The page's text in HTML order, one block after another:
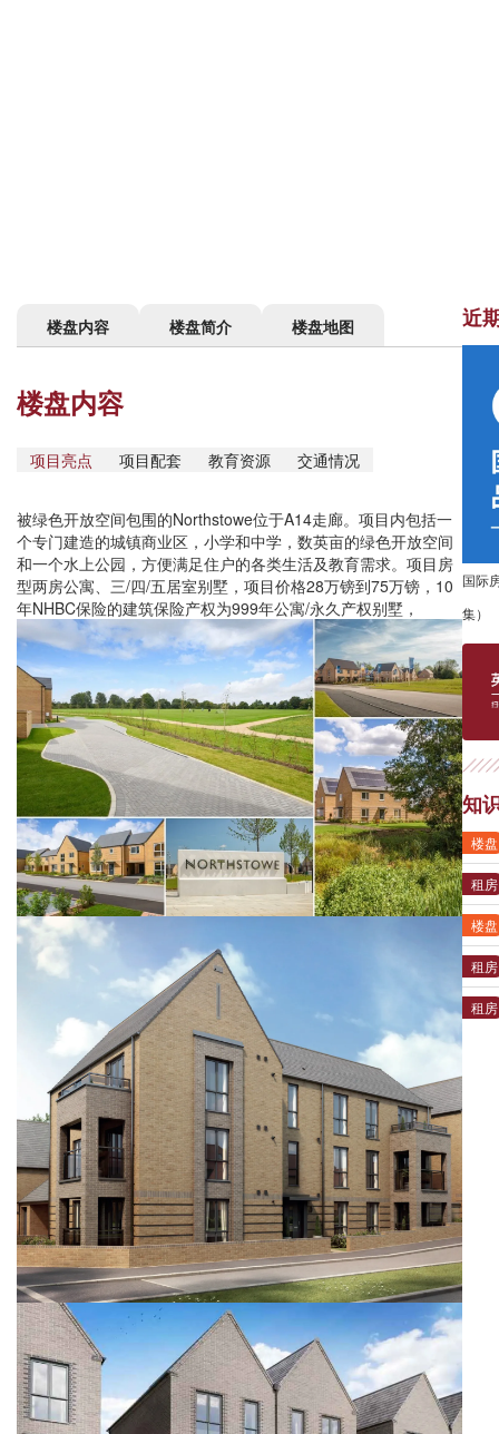
楼盘内容 楼盘简介 楼盘地图
楼盘内容
项目亮点 项目配套 教育资源 交通情况
被绿色开放空间包围的Northstowe位于A14走廊。项目内包括一
个专门建造的城镇商业区，小学和中学，数英亩的绿色开放空间
和一个水上公园，方便满足住户的各类生活及教育需求。项目房
型两房公寓、三/四/五居室别墅，项目价格28万镑到75万镑，10
年NHBC保险的建筑保险产权为999年公寓/永久产权别墅，
近
国际
集）
知
楼盘
租房
楼盘
租房
租房